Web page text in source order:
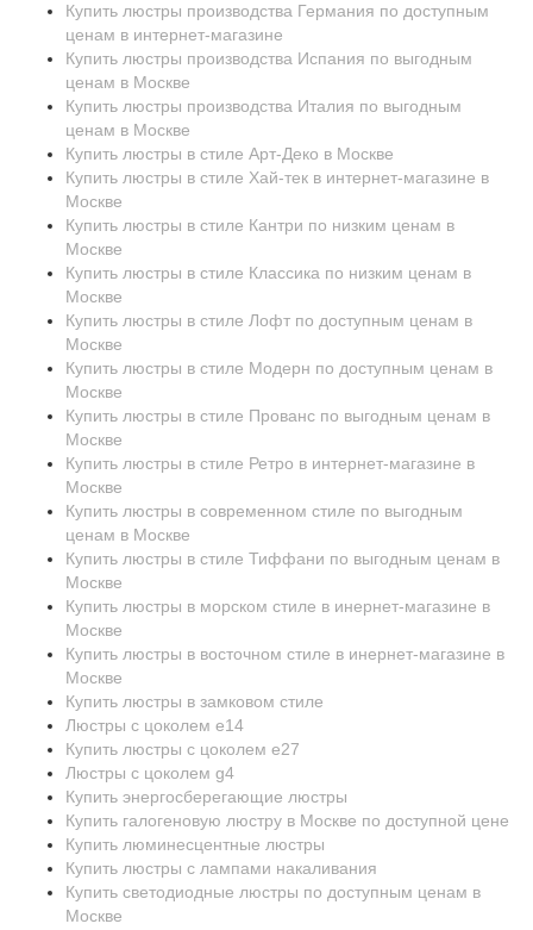
Купить люстры производства Германия по доступным
ценам в интернет-магазине
Купить люстры производства Испания по выгодным
ценам в Москве
Купить люстры производства Италия по выгодным
ценам в Москве
Купить люстры в стиле Арт-Деко в Москве
Купить люстры в стиле Хай-тек в интернет-магазине в
Москве
Купить люстры в стиле Кантри по низким ценам в
Москве
Купить люстры в стиле Классика по низким ценам в
Москве
Купить люстры в стиле Лофт по доступным ценам в
Москве
Купить люстры в стиле Модерн по доступным ценам в
Москве
Купить люстры в стиле Прованс по выгодным ценам в
Москве
Купить люстры в стиле Ретро в интернет-магазине в
Москве
Купить люстры в современном стиле по выгодным
ценам в Москве
Купить люстры в стиле Тиффани по выгодным ценам в
Москве
Купить люстры в морском стиле в инернет-магазине в
Москве
Купить люстры в восточном стиле в инернет-магазине в
Москве
Купить люстры в замковом стиле
Люстры с цоколем e14
Купить люстры с цоколем e27
Люстры с цоколем g4
Купить энергосберегающие люстры
Купить галогеновую люстру в Москве по доступной цене
Купить люминесцентные люстры
Купить люстры с лампами накаливания
Купить светодиодные люстры по доступным ценам в
Москве